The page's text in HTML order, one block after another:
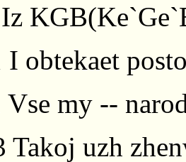
I obtekaet
Vse my --
Takoj uzh